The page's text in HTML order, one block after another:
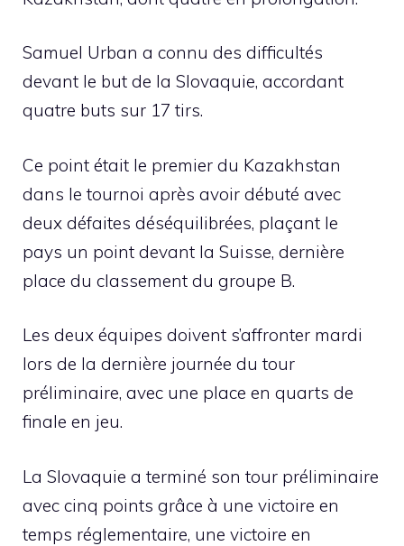
Samuel Urban a connu des difficultés
devant le but de la Slovaquie, accordant
quatre buts sur 17 tirs.
Ce point était le premier du Kazakhstan
dans le tournoi après avoir débuté avec
deux défaites déséquilibrées, plaçant le
pays un point devant la Suisse, dernière
place du classement du groupe B.
Les deux équipes doivent s’affronter mardi
lors de la dernière journée du tour
préliminaire, avec une place en quarts de
finale en jeu.
La Slovaquie a terminé son tour préliminaire
avec cinq points grâce à une victoire en
temps réglementaire, une victoire en